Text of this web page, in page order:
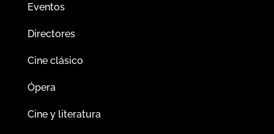
Eventos
Directores
Cine clásico
Ópera
Cine y literatura